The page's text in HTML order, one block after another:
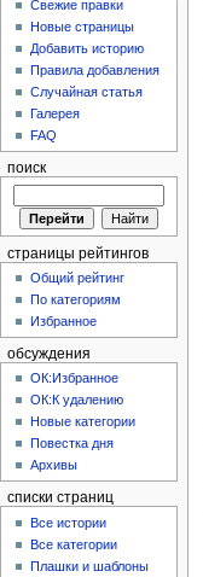
Свежие правки
Новые страницы
Добавить историю
Правила добавления
Случайная статья
Галерея
FAQ
поиск
страницы рейтингов
Общий рейтинг
По категориям
Избранное
обсуждения
ОК:Избранное
ОК:К удалению
Новые категории
Повестка дня
Архивы
списки страниц
Все истории
Все категории
Плашки и шаблоны